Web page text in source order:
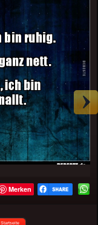
Merken
Startseite